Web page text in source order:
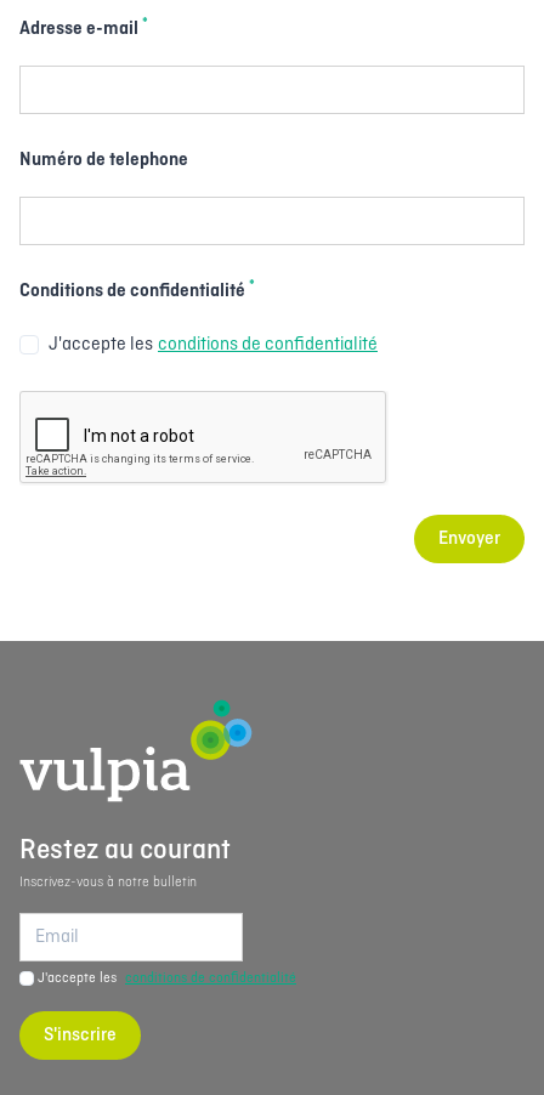
Adresse e-mail *
Numéro de telephone
Conditions de confidentialité *
J'accepte les conditions de confidentialité
Envoyer
Restez au courant
Inscrivez-vous à notre bulletin
J'accepte les conditions de confidentialité
S'inscrire